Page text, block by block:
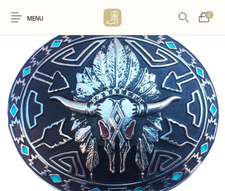
MENU 0
Nouveaux
Produits
FEMME HOMME
WESTERN &
COUNTRY
ARTISANAT
AMERINDIEN
ACCESSOIRES CEINTURES CARTES CADEAUX